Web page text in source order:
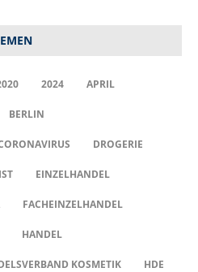
2024 APRIL
BERLIN
DROGERIE
EINZELHANDEL
FACHEINZELHANDEL
HANDEL
KOSMETIK HDE